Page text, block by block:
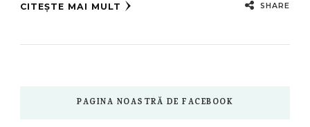
CITEȘTE MAI MULT SHARE
PAGINA NOASTRĂ DE FACEBOOK